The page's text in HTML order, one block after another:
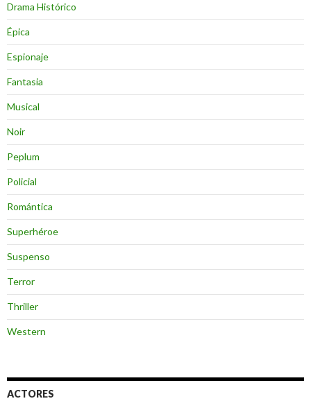
Drama Histórico
Épica
Espionaje
Fantasia
Musical
Noir
Peplum
Policial
Romántica
Superhéroe
Suspenso
Terror
Thriller
Western
ACTORES